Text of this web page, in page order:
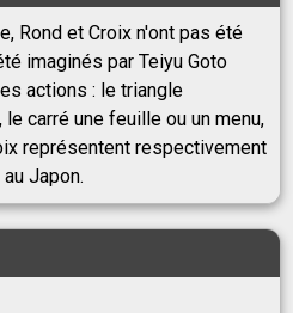
Rond et Croix n'ont pas été
imaginés par Teiyu Goto
actions : le triangle
carré une feuille ou un menu,
représentent respectivement
Japon.